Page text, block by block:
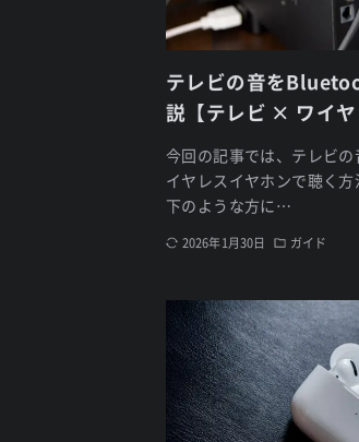
テレビの音を
説【テレビ × ワイヤ
今回の記事では、テレビ
イヤレスイヤホンで聴く
下のような方に…
2026年1月30日 ガイド